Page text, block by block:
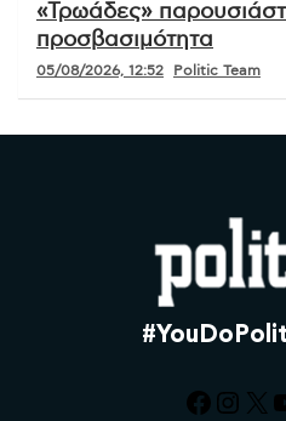
«Τρωάδες»
προσβασιμότητα
05/08/2026, 12:52 Politic Team
X